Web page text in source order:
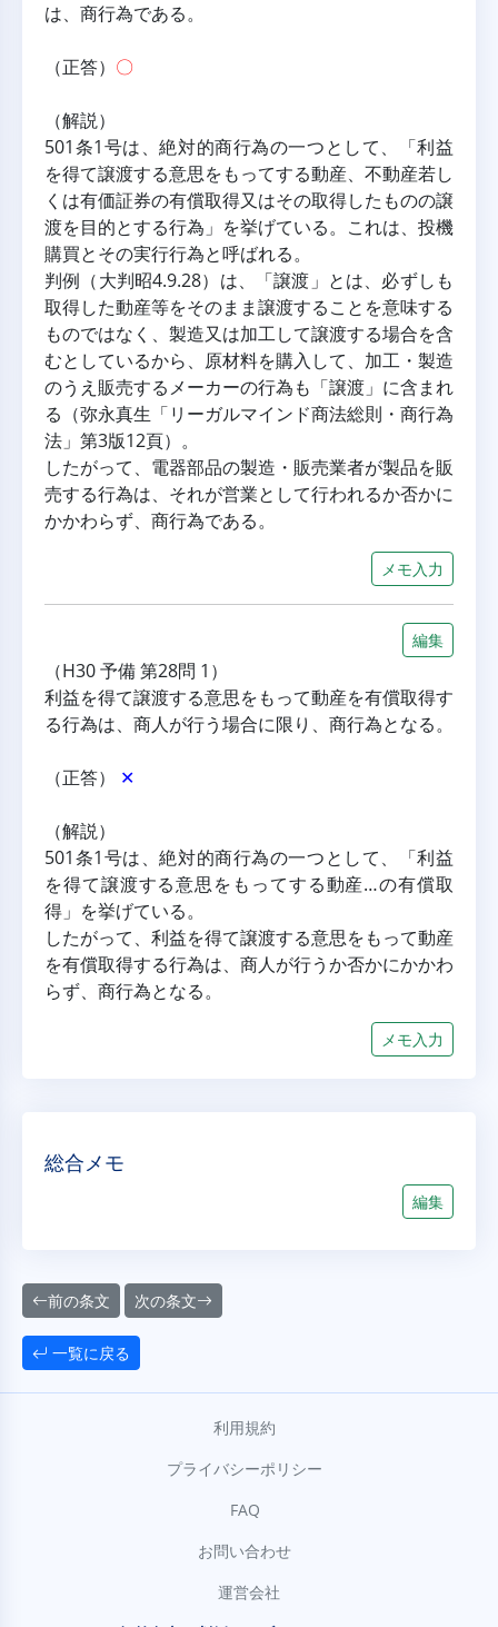
は、商行為である。
（正答） 〇
（解説）
501条1号は、絶対的商行為の一つとして、「利益
を得て譲渡する意思をもってする動産、不動産若し
くは有価証券の有償取得又はその取得したものの譲
渡を目的とする行為」を挙げている。これは、投機
購買とその実行行為と呼ばれる。
判例（大判昭4.9.28）は、「譲渡」とは、必ずしも
取得した動産等をそのまま譲渡することを意味する
ものではなく、製造又は加工して譲渡する場合を含
むとしているから、原材料を購入して、加工・製造
のうえ販売するメーカーの行為も「譲渡」に含まれ
る（弥永真生「リーガルマインド商法総則・商行為
法」第3版12頁）。
したがって、電器部品の製造・販売業者が製品を販
売する行為は、それが営業として行われるか否かに
かかわらず、商行為である。
メモ入力
編集
（H30 予備 第28問 1）
利益を得て譲渡する意思をもって動産を有償取得す
る行為は、商人が行う場合に限り、商行為となる。
（正答） ✕
（解説）
501条1号は、絶対的商行為の一つとして、「利益
を得て譲渡する意思をもってする動産…の有償取
得」を挙げている。
したがって、利益を得て譲渡する意思をもって動産
を有償取得する行為は、商人が行うか否かにかかわ
らず、商行為となる。
メモ入力
総合メモ
編集
前の条文 次の条文
一覧に戻る
利用規約
プライバシーポリシー
FAQ
お問い合わせ
運営会社